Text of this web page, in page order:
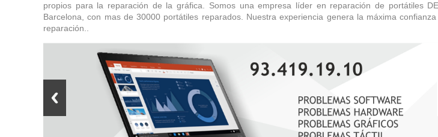
propios para la reparación de la gráfica. Somos una empresa líder en reparación de portátiles
Barcelona, con mas de 30000 portátiles reparados. Nuestra experiencia genera la máxima
reparación..